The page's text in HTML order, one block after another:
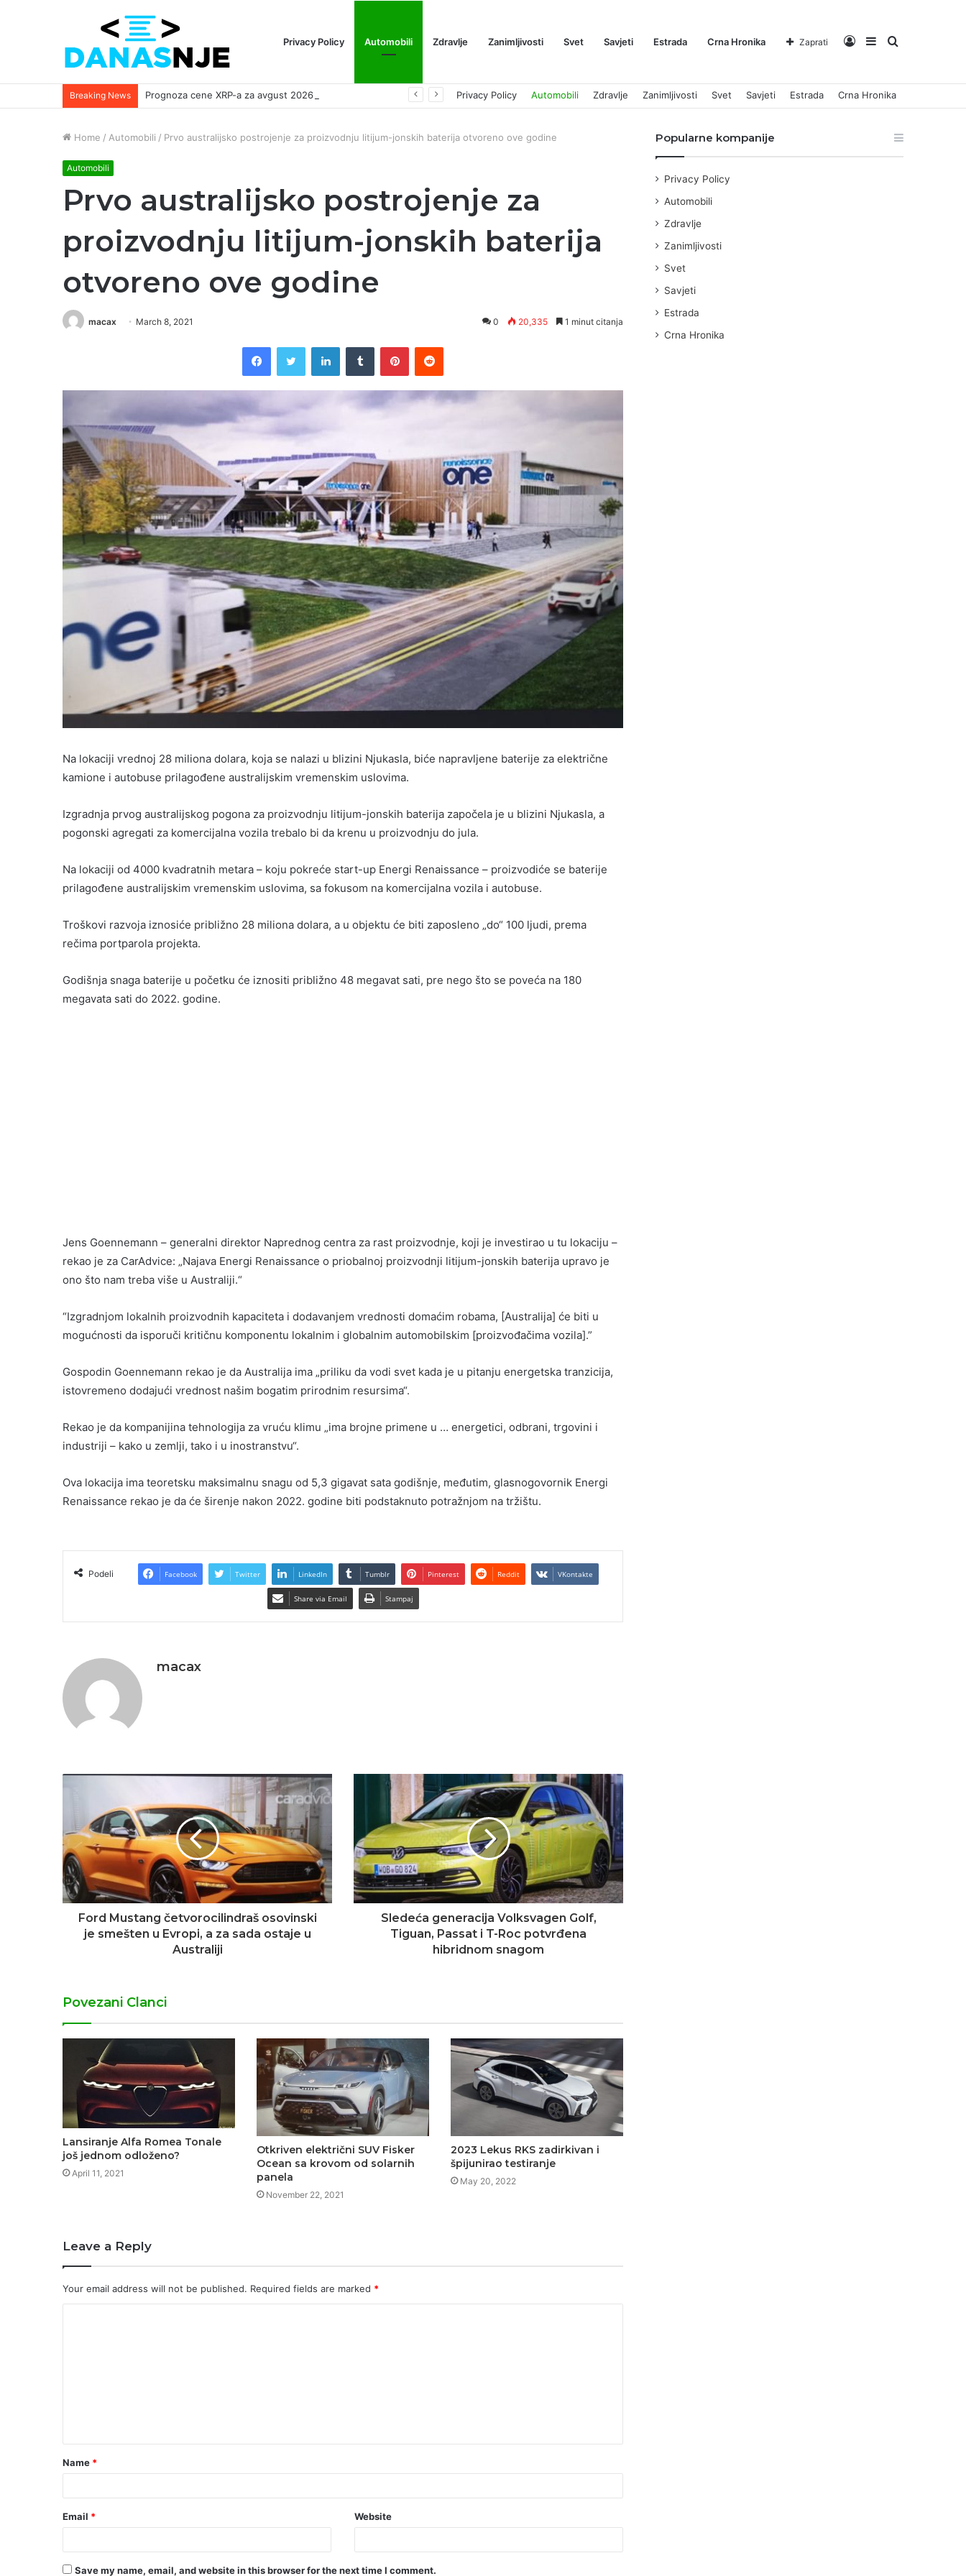
Privacy Policy Automobili Zdravlje Zanimljivosti Svet Savjeti Estrada Crna Hronika Pretraga
Sidebar
Log
Zaprati
Breaking News Privacy Policy Automobili Zdravlje Zanimljivosti Svet Savjeti Estrada Crna Hronika
Home / Automobili / Prvo australijsko postrojenje za proizvodnju litijum-jonskih baterija otvoreno ove godine
Automobili
Prvo australijsko postrojenje za
proizvodnju litijum-jonskih baterija
otvoreno ove godine
macax March 8, 2021 0 20,335 1 minut citanja
FacebookTwitter LinkedInTumblr PinterestReddit
Na lokaciji vrednoj 28 miliona dolara, koja se nalazi u blizini Njukasla, biće napravljene baterije za električne
kamione i autobuse prilagođene australijskim vremenskim uslovima.
Izgradnja prvog australijskog pogona za proizvodnju litijum-jonskih baterija započela je u blizini Njukasla, a
pogonski agregati za komercijalna vozila trebalo bi da krenu u proizvodnju do jula.
Na lokaciji od 4000 kvadratnih metara – koju pokreće start-up Energi Renaissance – proizvodiće se baterije
prilagođene australijskim vremenskim uslovima, sa fokusom na komercijalna vozila i autobuse.
Troškovi razvoja iznosiće približno 28 miliona dolara, a u objektu će biti zaposleno „do“ 100 ljudi, prema
rečima portparola projekta.
Godišnja snaga baterije u početku će iznositi približno 48 megavat sati, pre nego što se poveća na 180
megavata sati do 2022. godine.
Jens Goennemann – generalni direktor Naprednog centra za rast proizvodnje, koji je investirao u tu lokaciju –
rekao je za CarAdvice: „Najava Energi Renaissance o priobalnoj proizvodnji litijum-jonskih baterija upravo je
ono što nam treba više u Australiji.“
“Izgradnjom lokalnih proizvodnih kapaciteta i dodavanjem vrednosti domaćim robama, [Australija] će biti u
mogućnosti da isporuči kritičnu komponentu lokalnim i globalnim automobilskim [proizvođačima vozila].”
Gospodin Goennemann rekao je da Australija ima „priliku da vodi svet kada je u pitanju energetska tranzicija,
istovremeno dodajući vrednost našim bogatim prirodnim resursima“.
Rekao je da kompanijina tehnologija za vruću klimu „ima brojne primene u … energetici, odbrani, trgovini i
industriji – kako u zemlji, tako i u inostranstvu“.
Ova lokacija ima teoretsku maksimalnu snagu od 5,3 gigavat sata godišnje, međutim, glasnogovornik Energi
Renaissance rekao je da će širenje nakon 2022. godine biti podstaknuto potražnjom na tržištu.
Podeli Facebook Twitter LinkedIn Tumblr Pinterest Reddit VKontakte
Share via Email Stampaj
macax
Ford Mustang četvorocilindraš osovinski
je smešten u Evropi, a za sada ostaje u
Australiji
Sledeća generacija Volksvagen Golf,
Tiguan, Passat i T-Roc potvrđena
hibridnom snagom
Povezani Clanci
Lansiranje Alfa Romea Tonale
još jednom odloženo?
April 11, 2021
Otkriven električni SUV Fisker
Ocean sa krovom od solarnih
panela
November 22, 2021
2023 Lekus RKS zadirkivan i
špijunirao testiranje
May 20, 2022
Leave a Reply
Your email address will not be published. Required fields are marked *
t
*
Name *
Email * Website
Save my name, email, and website in this browser for the next time I comment.
Popularne kompanije
Privacy Policy
Automobili
Zdravlje
Zanimljivosti
Svet
Savjeti
Estrada
Crna Hronika